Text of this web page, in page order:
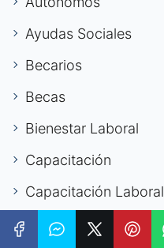
Ayudas Sociales
Becarios
Becas
Bienestar Laboral
Capacitación
Capacitación Laboral
Carrera Digital